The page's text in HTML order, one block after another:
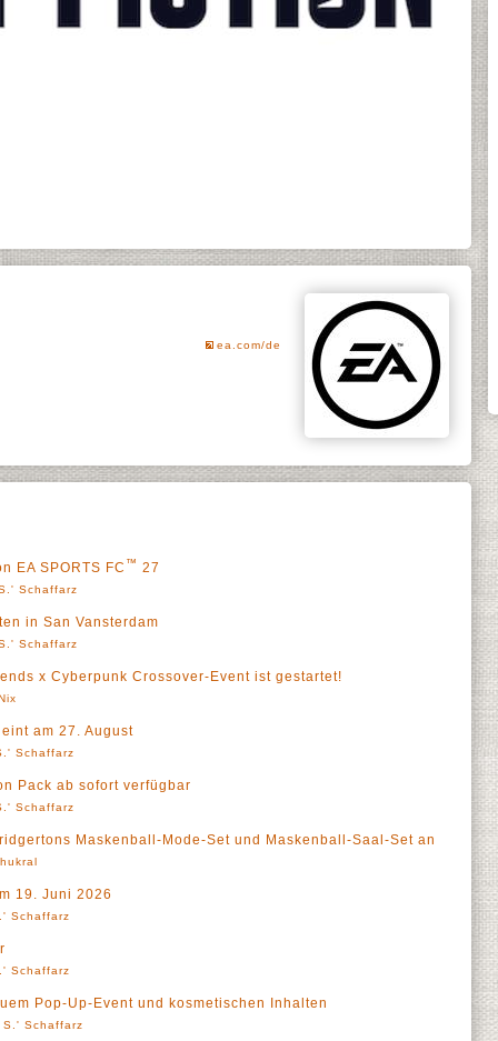
ea.com/de
EA SPORTS FC ™ 27
Schaffarz
in San Vansterdam
Schaffarz
x Cyberpunk Crossover-Event ist gestartet!
am 27. August
Schaffarz
Pack ab sofort verfügbar
Schaffarz
Maskenball-Mode-Set und Maskenball-Saal-Set an
19. Juni 2026
Schaffarz
Schaffarz
Pop-Up-Event und kosmetischen Inhalten
S.' Schaffarz